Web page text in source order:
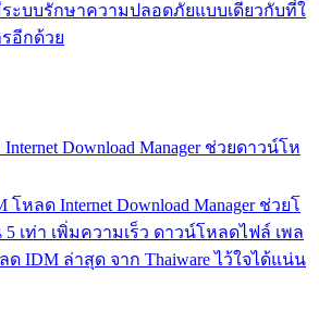
ะบบรักษาความปลอดภัยแบบเดียวกับที่ใ
อีกด้วย
Download Manager ช่วยดาวน์โห
หลด Internet Download Manager ช่วยโ
เท่า เพิ่มความเร็ว ดาวน์โหลดไฟล์ เพล
IDM ล่าสุด จาก Thaiware ไว้ใจได้แน่น